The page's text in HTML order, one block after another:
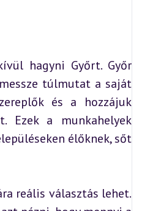
hagyni Győrt. Győr
túlmutat a saját
és a hozzájuk
Ezek a munkahelyek
élőknek, sőt
reális választás lehet.